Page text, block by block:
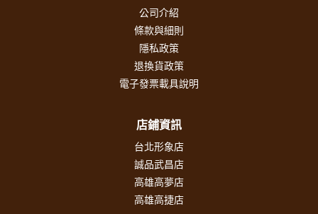
公司介紹
條款與細則
隱私政策
退換貨政策
電子發票載具說明
店鋪資訊
台北形象店
誠品武昌店
高雄高夢店
高雄高捷店